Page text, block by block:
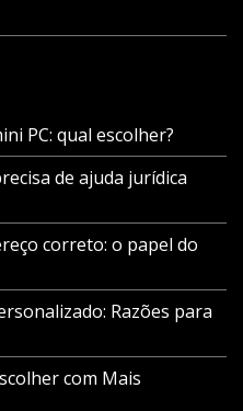
PC: qual escolher?
de ajuda jurídica
correto: o papel do
Razões para
com Mais